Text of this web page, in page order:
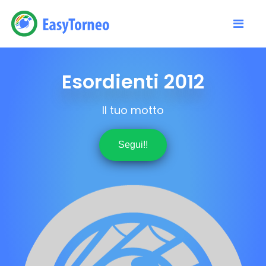
Esordienti 2012
Il tuo motto
Segui!!